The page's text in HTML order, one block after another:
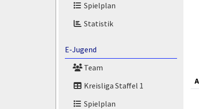
Spielplan
Statistik
E-Jugend
Team
Kreisliga Staffel 1
Spielplan